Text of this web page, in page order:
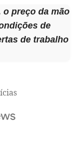
o preço da mão
de
de trabalho